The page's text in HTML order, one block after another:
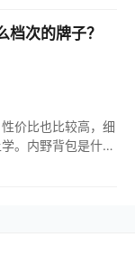
次的牌子？
价比也比较高，细
。内野背包是什么
计风格也比较简